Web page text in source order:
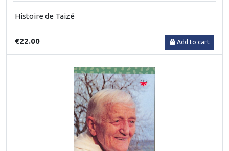
Histoire de Taizé
€22.00 Add to cart